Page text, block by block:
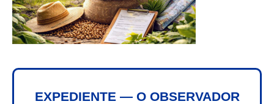
EXPEDIENTE — O OBSERVADOR